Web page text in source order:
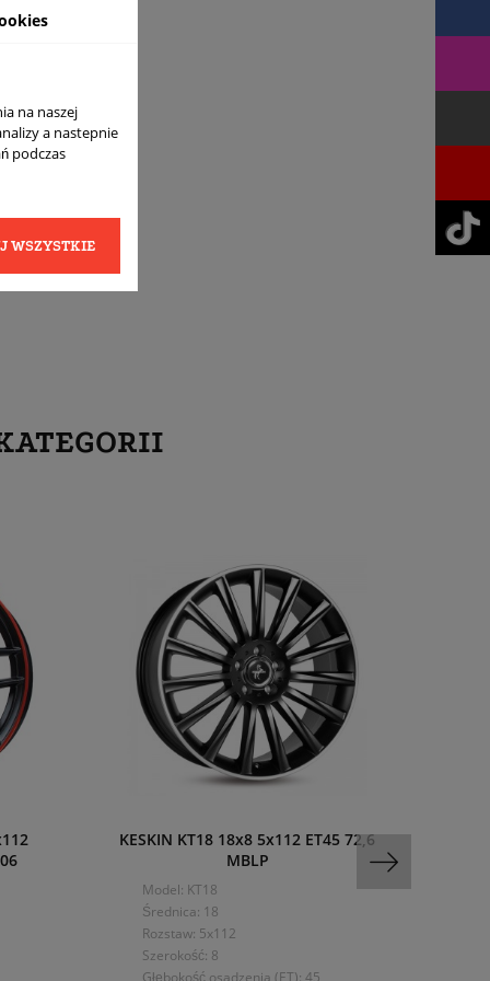
KESKIN KT18 18x8 5x112 ET45 72,6
MBLP
Model: KT18
Średnica: 18
Rozstaw: 5x112
Szerokość: 8
Głębokość osadzenia (ET): 45
na naszej
a nastepnie
podczas
WSZYSTKIE